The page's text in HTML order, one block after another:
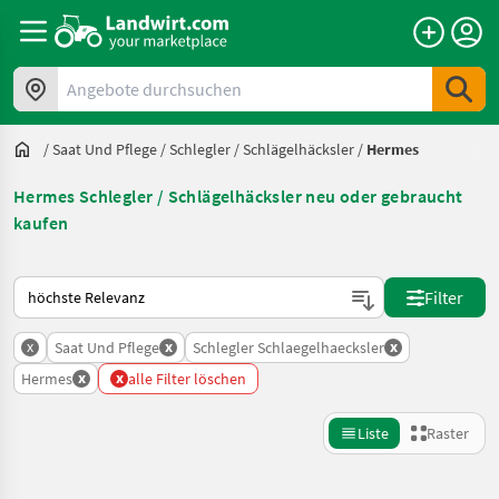
Angebote durchsuchen
/Saat Und Pflege /Schlegler / Schlägelhäcksler / Hermes
Hermes Schlegler / Schlägelhäcksler neu oder gebraucht
kaufen
So wird auf Landwirt.com sortiert
Filter
x Saat Und Pflege x Schlegler Schlaegelhaecksler x
Hermes x x alle Filter löschen
Liste Raster